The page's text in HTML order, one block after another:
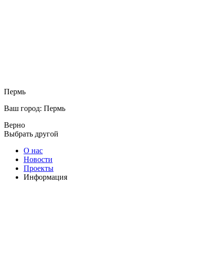
Пермь
Ваш город: Пермь
Верно
Выбрать другой
О нас
Новости
Проекты
Информация